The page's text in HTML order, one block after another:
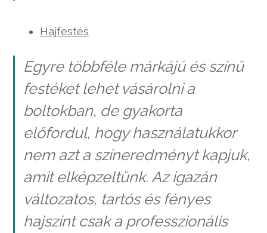
Hajfestés
Egyre többféle márkájú és színű
festéket lehet vásárolni a
boltokban, de gyakorta
előfordul, hogy használatukkor
nem azt a színeredményt kapjuk,
amit elképzeltünk. Az igazán
változatos, tartós és fényes
hajszínt csak a professzionális